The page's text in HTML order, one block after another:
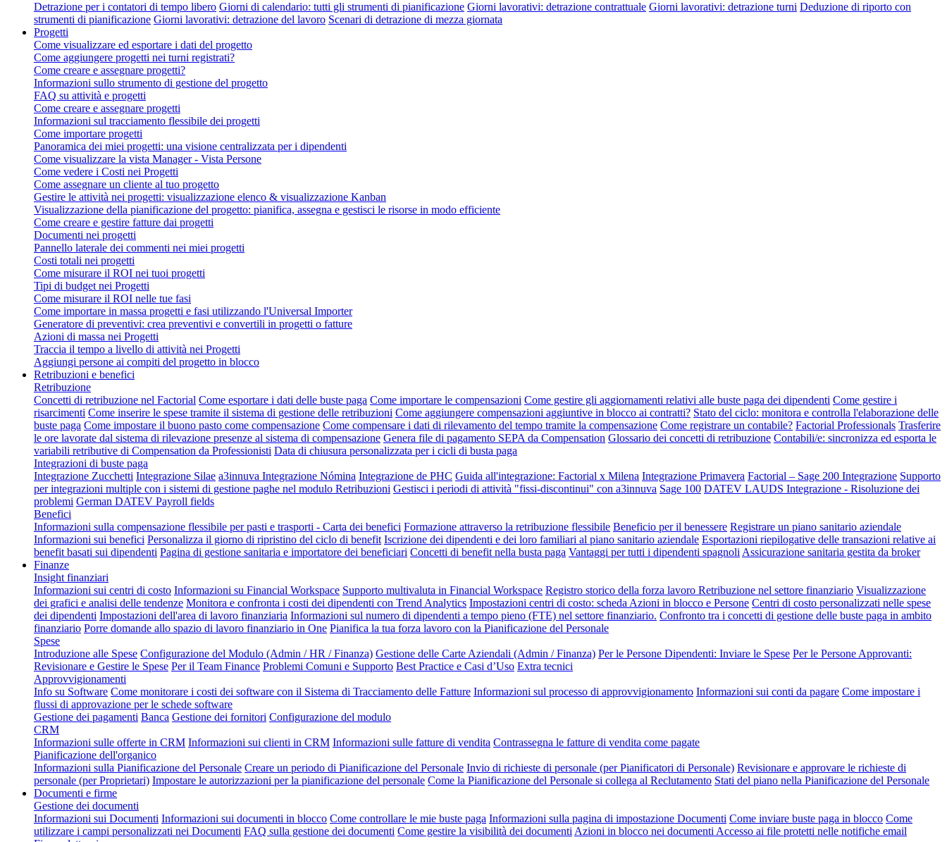
Detrazione per i contatori di tempo libero Giorni di calendario: tutti gli strumenti di pianificazione Giorni lavorativi: detrazione contrattuale Giorni lavorativi: detrazione turni Deduzione di riporto con
strumenti di pianificazione Giorni lavorativi: detrazione del lavoro Scenari di detrazione di mezza giornata
Progetti
Come visualizzare ed esportare i dati del progetto
Come aggiungere progetti nei turni registrati?
Come creare e assegnare progetti?
Informazioni sullo strumento di gestione del progetto
FAQ su attività e progetti
Come creare e assegnare progetti
Informazioni sul tracciamento flessibile dei progetti
Come importare progetti
Panoramica dei miei progetti: una visione centralizzata per i dipendenti
Come visualizzare la vista Manager - Vista Persone
Come vedere i Costi nei Progetti
Come assegnare un cliente al tuo progetto
Gestire le attività nei progetti: visualizzazione elenco & visualizzazione Kanban
Visualizzazione della pianificazione del progetto: pianifica, assegna e gestisci le risorse in modo efficiente
Come creare e gestire fatture dai progetti
Documenti nei progetti
Pannello laterale dei commenti nei miei progetti
Costi totali nei progetti
Come misurare il ROI nei tuoi progetti
Tipi di budget nei Progetti
Come misurare il ROI nelle tue fasi
Come importare in massa progetti e fasi utilizzando l'Universal Importer
Generatore di preventivi: crea preventivi e convertili in progetti o fatture
Azioni di massa nei Progetti
Traccia il tempo a livello di attività nei Progetti
Aggiungi persone ai compiti del progetto in blocco
Retribuzioni e benefici
Retribuzione
Concetti di retribuzione nel Factorial Come esportare i dati delle buste paga Come importare le compensazioni Come gestire gli aggiornamenti relativi alle buste paga dei dipendenti Come gestire i
risarcimenti Come inserire le spese tramite il sistema di gestione delle retribuzioni Come aggiungere compensazioni aggiuntive in blocco ai contratti? Stato del ciclo: monitora e controlla l'elaborazione delle
buste paga Come impostare il buono pasto come compensazione Come compensare i dati di rilevamento del tempo tramite la compensazione Come registrare un contabile? Factorial Professionals Trasferire
le ore lavorate dal sistema di rilevazione presenze al sistema di compensazione Genera file di pagamento SEPA da Compensation Glossario dei concetti di retribuzione Contabili/e: sincronizza ed esporta le
variabili retributive di Compensation da Professionisti Data di chiusura personalizzata per i cicli di busta paga
Integrazioni di buste paga
Integrazione Zucchetti Integrazione Silae a3innuva Integrazione Nómina Integrazione de PHC Guida all'integrazione: Factorial x Milena Integrazione Primavera Factorial – Sage 200 Integrazione Supporto
per integrazioni multiple con i sistemi di gestione paghe nel modulo Retribuzioni Gestisci i periodi di attività "fissi-discontinui" con a3innuva Sage 100 DATEV LAUDS Integrazione - Risoluzione dei
problemi German DATEV Payroll fields
Benefici
Informazioni sulla compensazione flessibile per pasti e trasporti - Carta dei benefici Formazione attraverso la retribuzione flessibile Beneficio per il benessere Registrare un piano sanitario aziendale
Informazioni sui benefici Personalizza il giorno di ripristino del ciclo di benefit Iscrizione dei dipendenti e dei loro familiari al piano sanitario aziendale Esportazioni riepilogative delle transazioni relative ai
benefit basati sui dipendenti Pagina di gestione sanitaria e importatore dei beneficiari Concetti di benefit nella busta paga Vantaggi per tutti i dipendenti spagnoli Assicurazione sanitaria gestita da broker
Finanze
Insight finanziari
Informazioni sui centri di costo Informazioni su Financial Workspace Supporto multivaluta in Financial Workspace Registro storico della forza lavoro Retribuzione nel settore finanziario Visualizzazione
dei grafici e analisi delle tendenze Monitora e confronta i costi dei dipendenti con Trend Analytics Impostazioni centri di costo: scheda Azioni in blocco e Persone Centri di costo personalizzati nelle spese
dei dipendenti Impostazioni dell'area di lavoro finanziaria Informazioni sul numero di dipendenti a tempo pieno (FTE) nel settore finanziario. Confronto tra i concetti di gestione delle buste paga in ambito
finanziario Porre domande allo spazio di lavoro finanziario in One Pianifica la tua forza lavoro con la Pianificazione del Personale
Spese
Introduzione alle Spese Configurazione del Modulo (Admin / HR / Finanza) Gestione delle Carte Aziendali (Admin / Finanza) Per le Persone Dipendenti: Inviare le Spese Per le Persone Approvanti:
Revisionare e Gestire le Spese Per il Team Finance Problemi Comuni e Supporto Best Practice e Casi d’Uso Extra tecnici
Approvvigionamenti
Info su Software Come monitorare i costi dei software con il Sistema di Tracciamento delle Fatture Informazioni sul processo di approvvigionamento Informazioni sui conti da pagare Come impostare i
flussi di approvazione per le schede software
Gestione dei pagamenti Banca Gestione dei fornitori Configurazione del modulo
CRM
Informazioni sulle offerte in CRM Informazioni sui clienti in CRM Informazioni sulle fatture di vendita Contrassegna le fatture di vendita come pagate
Pianificazione dell'organico
Informazioni sulla Pianificazione del Personale Creare un periodo di Pianificazione del Personale Invio di richieste di personale (per Pianificatori di Personale) Revisionare e approvare le richieste di
personale (per Proprietari) Impostare le autorizzazioni per la pianificazione del personale Come la Pianificazione del Personale si collega al Reclutamento Stati del piano nella Pianificazione del Personale
Documenti e firme
Gestione dei documenti
Informazioni sui Documenti Informazioni sui documenti in blocco Come controllare le mie buste paga Informazioni sulla pagina di impostazione Documenti Come inviare buste paga in blocco Come
utilizzare i campi personalizzati nei Documenti FAQ sulla gestione dei documenti Come gestire la visibilità dei documenti Azioni in blocco nei documenti Accesso ai file protetti nelle notifiche email